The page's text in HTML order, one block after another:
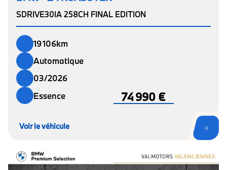
SDRIVE30IA 258CH FINAL EDITION
19 106km
Automatique
03/2026
Essence
74 990 €
Voir le véhicule